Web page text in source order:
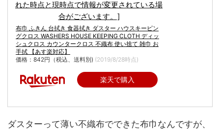
布巾 ふきん 台拭き 食器拭き ダスター ハウスキーピン
グクロス WASHERS HOUSE KEEPING CLOTH ディッ
シュクロス カウンタークロス 不織布 使い捨て 雑巾 お
手拭 【あす楽対応】
価格：842円（税込、送料別) (2019/8/28時点)
楽天で購入
ダスターって薄い不織布でできた布巾なんですが、